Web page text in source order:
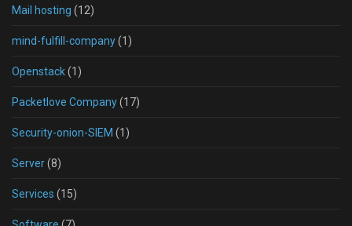
Mail hosting (12)
mind-fulfill-company(1)
Openstack(1)
Packetlove Company(17)
Security-onion-SIEM (1)
Server(8)
Services (15)